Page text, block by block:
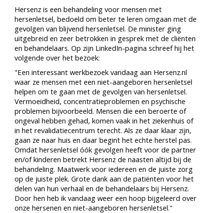
Hersenz is een behandeling voor mensen met
hersenletsel, bedoeld om beter te leren omgaan met de
gevolgen van blijvend hersenletsel. De minister ging
uitgebreid en zeer betrokken in gesprek met de cliënten
en behandelaars. Op zijn LinkedIn-pagina schreef hij het
volgende over het bezoek:
"Een interessant werkbezoek vandaag aan Hersenz.nl
waar ze mensen met een niet-aangeboren hersenletsel
helpen om te gaan met de gevolgen van hersenletsel.
Vermoeidheid, concentratieproblemen en psychische
problemen bijvoorbeeld. Mensen die een beroerte of
ongeval hebben gehad, komen vaak in het ziekenhuis of
in het revalidatiecentrum terecht. Als ze daar klaar zijn,
gaan ze naar huis en daar begint het echte herstel pas.
Omdat hersenletsel óók gevolgen heeft voor de partner
en/of kinderen betrekt Hersenz de naasten altijd bij de
behandeling. Maatwerk voor iedereen en de juiste zorg
op de juiste plek. Grote dank aan de patiënten voor het
delen van hun verhaal en de behandelaars bij Hersenz.
Door hen heb ik vandaag weer een hoop bijgeleerd over
onze hersenen en niet-aangeboren hersenletsel."